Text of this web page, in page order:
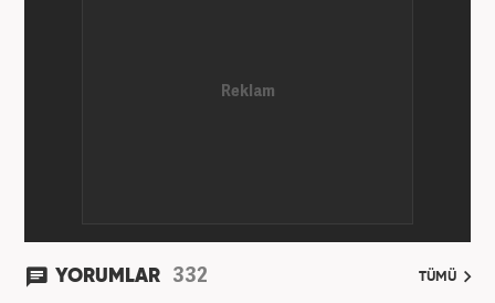
YORUMLAR 332 TÜMÜ